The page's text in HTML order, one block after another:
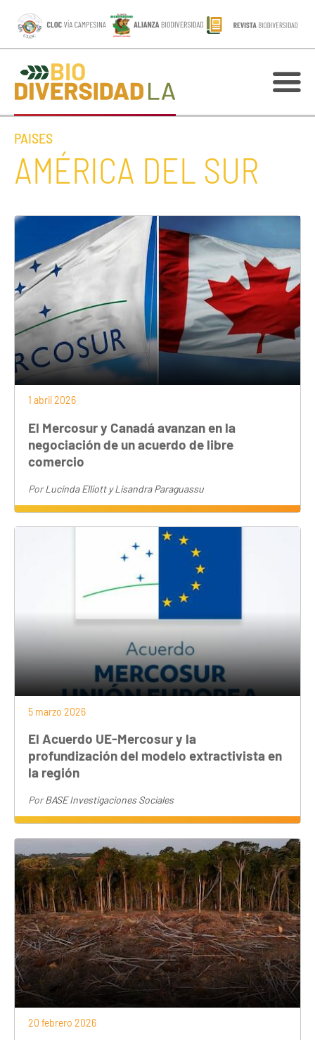
PAISES
AMÉRICA DEL SUR
1 abril 2026
El Mercosur y Canadá avanzan en la
negociación de un acuerdo de libre
comercio
PorLucinda Elliott y Lisandra Paraguassu
5 marzo 2026
El Acuerdo UE-Mercosur y la
profundización del modelo extractivista en
la región
PorBASE Investigaciones Sociales
20 febrero 2026